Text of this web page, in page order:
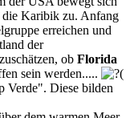
die Karibik zu. Anfang
erreichen und
der
ob Florida
sein werden.....
Verde". Diese bilden